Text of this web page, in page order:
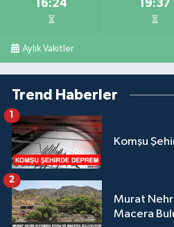
16:24 19:37
Aylık Vakitler
Trend Haberler
Komşu
1
Murat Nehri
Macera
2